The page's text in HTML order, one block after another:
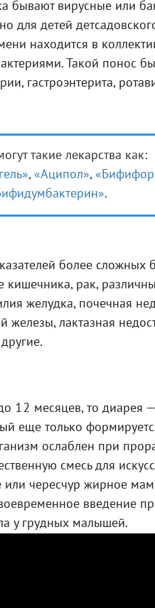
бывают вирусные или
для детей
находится в
Такой понос
гастроэнтерита,
такие лекарства как:
, «Аципол»,
.
более сложных
кишечника, рак,
желудка, почечная
железы, лактазная
12 месяцев, то диарея
еще только
ослаблен при
смесь для
или чересчур жирное
введение
у грудных малышей.